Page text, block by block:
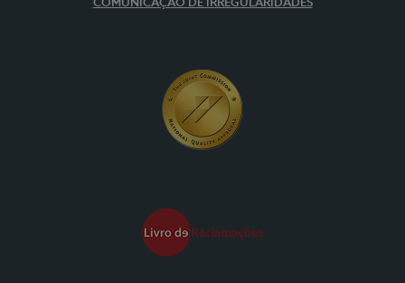
COMUNICAÇÃO DE IRREGULARIDADES